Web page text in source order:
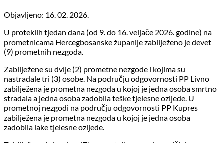
Objavljeno: 16. 02. 2026.
U proteklih tjedan dana (od 9. do 16. veljače 2026. godine) na
prometnicama Hercegbosanske županije zabilježeno je devet
(9) prometnih nezgoda.
Zabilježene su dvije (2) prometne nezgode i kojima su
nastradale tri (3) osobe. Na području odgovornosti PP Livno
zabilježena je prometna nezgoda u kojoj je jedna osoba smrtno
stradala a jedna osoba zadobila teške tjelesne ozljede. U
prometnoj nezgodi na području odgovornosti PP Kupres
zabilježena je prometna nezgoda u kojoj je jedna osoba
zadobila lake tjelesne ozljede.